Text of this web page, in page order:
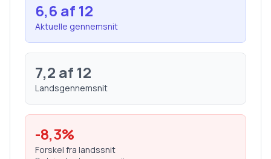
6,6 af 12
Aktuelle gennemsnit
7,2 af 12
Landsgennemsnit
-8,3%
Forskel fra landssnit